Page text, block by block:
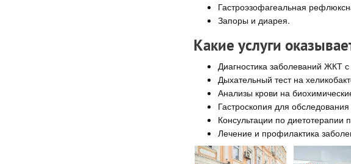
Гастроэзофагеальная
Запоры и диарея.
Какие услуги
Диагностика заболеваний ЖКТ
Дыхательный тест на
Анализы крови на
Гастроскопия для
Консультации по
Лечение и профилактика